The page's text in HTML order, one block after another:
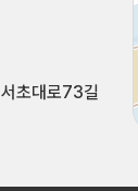
초대로73길